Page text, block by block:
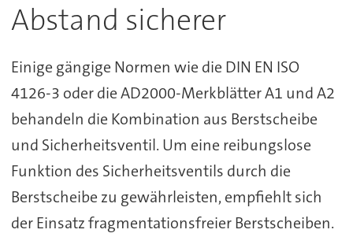
Abstand sicherer
Einige gängige Normen wie die DIN EN ISO
4126-3 oder die AD2000-Merkblätter A1 und A2
behandeln die Kombination aus Berstscheibe
und Sicherheitsventil. Um eine reibungslose
Funktion des Sicherheitsventils durch die
Berstscheibe zu gewährleisten, empfiehlt sich
der Einsatz fragmentationsfreier Berstscheiben.